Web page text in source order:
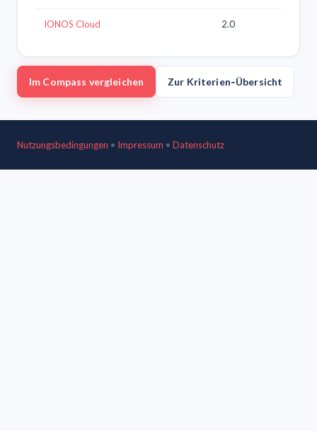
IONOS Cloud 2.0
Im Compass vergleichen Zur Kriterien‑Übersicht
Nutzungsbedingungen • Impressum • Datenschutz